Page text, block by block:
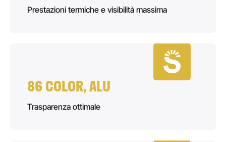
Prestazioni termiche e visibilità massima
86 COLOR, ALU
Trasparenza ottimale